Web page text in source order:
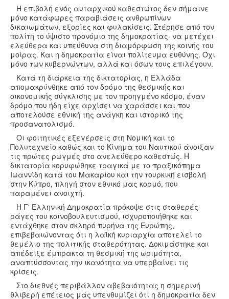
Η επιβολή ενός αυταρχικού καθεστώτος δεν σήμαινε
μόνο κατάφωρες παραβιάσεις ανθρωπίνων
δικαιωμάτων, εξορίες και φυλακίσεις. Στέρησε από τον
πολίτη το ύψιστο προνόμιο της δημοκρατίας· να μετέχει
ελεύθερα και υπεύθυνα στη διαμόρφωση της κοινής του
μοίρας. Και η δημοκρατία είναι πολίτευμα ευθύνης. Όχι
μόνο των κυβερνώντων, αλλά και όσων τους επιλέγουν.
Κατά τη διάρκεια της δικτατορίας, η Ελλάδα
απομακρύνθηκε από τον δρόμο της θεσμικής και
οικονομικής σύγκλισης με τον προηγμένο κόσμο, έναν
δρόμο που ήδη είχε αρχίσει να χαράσσει και που
αποτελούσε εθνική της ανάγκη και ιστορικό της
προσανατολισμό.
Οι φοιτητικές εξεγέρσεις στη Νομική και το
Πολυτεχνείο καθώς και το Κίνημα του Ναυτικού άνοιξαν
τις πρώτες ρωγμές στο ανελεύθερο καθεστώς. Η
δικτατορία κορυφώθηκε τραγικά με το πραξικόπημα
Ιωαννίδη κατά του Μακαρίου και την τουρκική εισβολή
στην Κύπρο, πληγή στον εθνικό μας κορμό, που
παραμένει ανοιχτή.
Η Γ' Ελληνική Δημοκρατία πρόκοψε στις σταθερές
ράγες του κοινοβουλευτισμού, ισχυροποιήθηκε και
εντάχθηκε στον σκληρό πυρήνα της Ευρώπης,
επιβεβαιώνοντας ότι η λαϊκή κυριαρχία αποτελεί το
θεμέλιο της πολιτικής σταθερότητας. Δοκιμάστηκε και
απέδειξε έμπρακτα τη θεσμική της ωριμότητα,
αναπτύσσοντας την ικανότητα να υπερβαίνει τις
κρίσεις.
Στο διεθνές περιβάλλον αβεβαιότητας η σημερινή
θλιβερή επέτειος μάς υπενθυμίζει ότι η δημοκρατία δεν